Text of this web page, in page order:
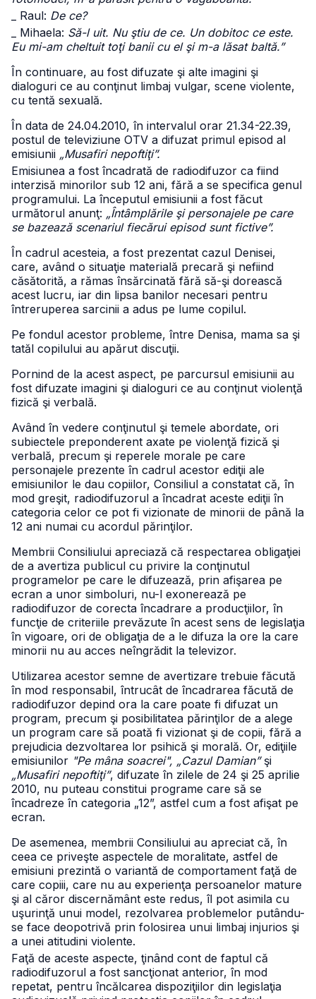
_ Raul: De ce?
_ Mihaela: Să-l uit. Nu ştiu de ce. Un dobitoc ce este.
Eu mi-am cheltuit toţi banii cu el şi m-a lăsat baltă.”
În continuare, au fost difuzate şi alte imagini şi
dialoguri ce au conţinut limbaj vulgar, scene violente,
cu tentă sexuală.
În data de 24.04.2010, în intervalul orar 21.34-22.39,
postul de televiziune OTV a difuzat primul episod al
emisiunii „Musafiri nepoftiţi”.
Emisiunea a fost încadrată de radiodifuzor ca fiind
interzisă minorilor sub 12 ani, fără a se specifica genul
programului. La începutul emisiunii a fost făcut
următorul anunţ: „Întâmplările şi personajele pe care
se bazează scenariul fiecărui episod sunt fictive”.
În cadrul acesteia, a fost prezentat cazul Denisei,
care, având o situaţie materială precară şi nefiind
căsătorită, a rămas însărcinată fără să-şi dorească
acest lucru, iar din lipsa banilor necesari pentru
întreruperea sarcinii a adus pe lume copilul.
Pe fondul acestor probleme, între Denisa, mama sa şi
tatăl copilului au apărut discuţii.
Pornind de la acest aspect, pe parcursul emisiunii au
fost difuzate imagini şi dialoguri ce au conţinut violenţă
fizică şi verbală.
Având în vedere conţinutul şi temele abordate, ori
subiectele preponderent axate pe violenţă fizică şi
verbală, precum şi reperele morale pe care
personajele prezente în cadrul acestor ediţii ale
emisiunilor le dau copiilor, Consiliul a constatat că, în
mod greşit, radiodifuzorul a încadrat aceste ediţii în
categoria celor ce pot fi vizionate de minorii de până la
12 ani numai cu acordul părinţilor.
Membrii Consiliului apreciază că respectarea obligaţiei
de a avertiza publicul cu privire la conţinutul
programelor pe care le difuzează, prin afişarea pe
ecran a unor simboluri, nu-l exonerează pe
radiodifuzor de corecta încadrare a producţiilor, în
funcţie de criteriile prevăzute în acest sens de legislaţia
în vigoare, ori de obligaţia de a le difuza la ore la care
minorii nu au acces neîngrădit la televizor.
Utilizarea acestor semne de avertizare trebuie făcută
în mod responsabil, întrucât de încadrarea făcută de
radiodifuzor depind ora la care poate fi difuzat un
program, precum şi posibilitatea părinţilor de a alege
un program care să poată fi vizionat şi de copii, fără a
prejudicia dezvoltarea lor psihică şi morală. Or, ediţiile
emisiunilor "Pe mâna soacrei", „Cazul Damian”şi
„Musafiri nepoftiţi”, difuzate în zilele de 24 şi 25 aprilie
2010, nu puteau constitui programe care să se
încadreze în categoria „12”, astfel cum a fost afişat pe
ecran.
De asemenea, membrii Consiliului au apreciat că, în
ceea ce priveşte aspectele de moralitate, astfel de
emisiuni prezintă o variantă de comportament faţă de
care copiii, care nu au experienţa persoanelor mature
şi al căror discernământ este redus, îl pot asimila cu
uşurinţă unui model, rezolvarea problemelor putându-
se face deopotrivă prin folosirea unui limbaj injurios şi
a unei atitudini violente.
Faţă de aceste aspecte, ţinând cont de faptul că
radiodifuzorul a fost sancţionat anterior, în mod
repetat, pentru încălcarea dispoziţiilor din legislaţia